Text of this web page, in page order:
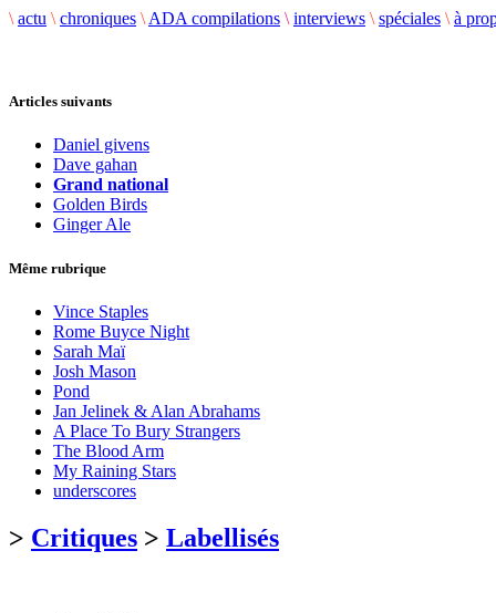
\ actu \ chroniques \ ADA compilations \ interviews \ spéciales \ à
Articles suivants
Daniel givens
Dave gahan
Grand national
Golden Birds
Ginger Ale
Même rubrique
Vince Staples
Rome Buyce Night
Sarah Maï
Josh Mason
Pond
Jan Jelinek & Alan Abrahams
A Place To Bury Strangers
The Blood Arm
My Raining Stars
underscores
> Critiques > Labellisés